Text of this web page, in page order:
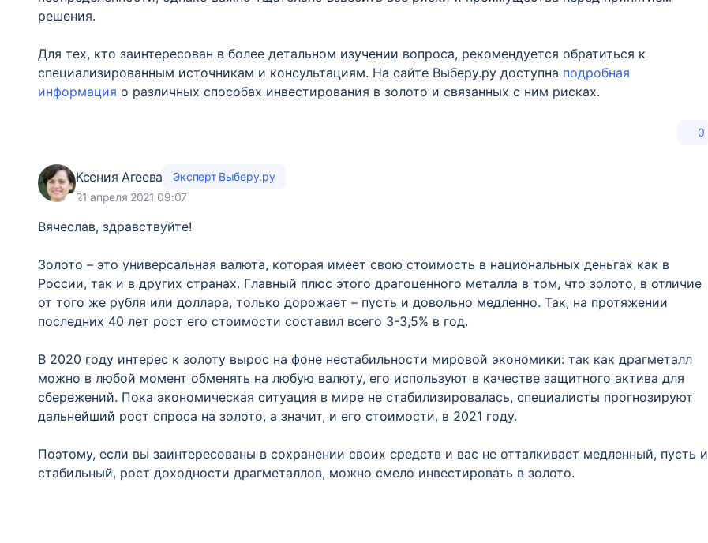
решения.
Для тех, кто заинтересован в более детальном изучении вопроса, рекомендуется обратиться к
специализированным источникам и консультациям. На сайте Выберу.ру доступна подробная
информация о различных способах инвестирования в золото и связанных с ним рисках.
0
Ксения Агеева
Эксперт Выберу.ру
21 апреля 2021 09:07
Вячеслав, здравствуйте!
Золото – это универсальная валюта, которая имеет свою стоимость в национальных деньгах как в
России, так и в других странах. Главный плюс этого драгоценного металла в том, что золото, в отличие
от того же рубля или доллара, только дорожает – пусть и довольно медленно. Так, на протяжении
последних 40 лет рост его стоимости составил всего 3-3,5% в год.
В 2020 году интерес к золоту вырос на фоне нестабильности мировой экономики: так как драгметалл
можно в любой момент обменять на любую валюту, его используют в качестве защитного актива для
сбережений. Пока экономическая ситуация в мире не стабилизировалась, специалисты прогнозируют
дальнейший рост спроса на золото, а значит, и его стоимости, в 2021 году.
Поэтому, если вы заинтересованы в сохранении своих средств и вас не отталкивает медленный, пусть и
стабильный, рост доходности драгметаллов, можно смело инвестировать в золото.